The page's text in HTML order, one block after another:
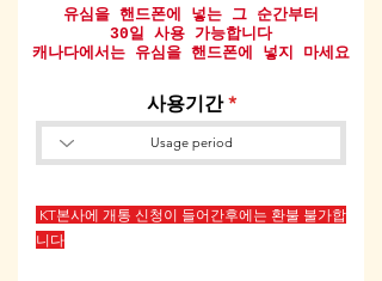
유심을 핸드폰에 넣는 그 순간부터
30일 사용 가능합니다
​캐나다에서는 유심을 핸드폰에 넣지 마세요
사용기간
KT본사에 개통 신청이 들어간후에는 환불 불가합
니다